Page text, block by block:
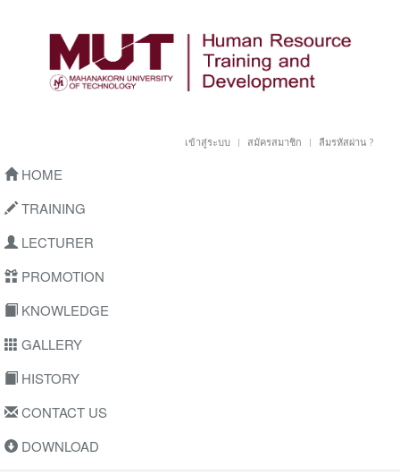
เข้าสู่ระบบ สมัครสมาชิก ลืมรหัสผ่าน ?
HOME
TRAINING
LECTURER
PROMOTION
KNOWLEDGE
GALLERY
HISTORY
CONTACT US
DOWNLOAD